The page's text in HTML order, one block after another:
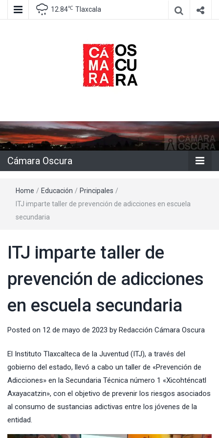
12.84℃ Tlaxcala
Cámara
Oscura
Cámara Oscura
Home / Educación / Principales /
ITJ imparte taller de prevención de adicciones en escuela
secundaria
ITJ imparte taller de
prevención de adicciones
en escuela secundaria
Posted on 12 de mayo de 2023 by Redacción Cámara Oscura
El Instituto Tlaxcalteca de la Juventud (ITJ), a través del
gobierno del estado, llevó a cabo un taller de «Prevención de
Adicciones» en la Secundaria Técnica número 1 «Xicohténcatl
Axayacatzin», con el objetivo de prevenir los riesgos asociados
al consumo de sustancias adictivas entre los jóvenes de la
entidad.